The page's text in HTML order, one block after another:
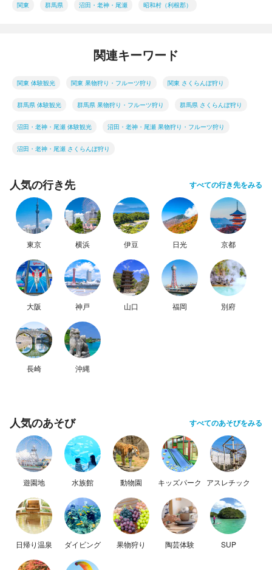
関東 群馬県 沼田・老神・尾瀬 昭和村（利根郡）
関連キーワード
関東 体験観光 関東 果物狩り・フルーツ狩り 関東 さくらんぼ狩り
群馬県 体験観光 群馬県 果物狩り・フルーツ狩り 群馬県 さくらんぼ狩り
沼田・老神・尾瀬 体験観光 沼田・老神・尾瀬 果物狩り・フルーツ狩り
沼田・老神・尾瀬 さくらんぼ狩り
人気の行き先 すべての行き先をみる
東京 横浜 伊豆 日光 京都
大阪 神戸 山口 福岡 別府
長崎 沖縄
人気のあそび すべてのあそびをみる
遊園地 水族館 動物園 キッズパーク アスレチック
日帰り温泉 ダイビング 果物狩り 陶芸体験 SUP